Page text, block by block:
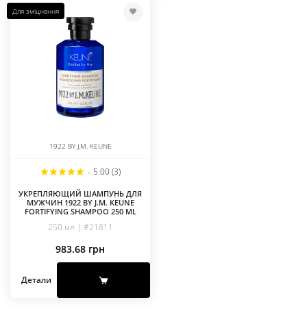
Для зміцнення
1922 BY J.M. KEUNE
- 5.00 (3)
УКРЕПЛЯЮЩИЙ ШАМПУНЬ ДЛЯ
МУЖЧИН 1922 BY J.M. KEUNE
FORTIFYING SHAMPOO 250 ML
250 мл | #21811
983.68 грн
Детали